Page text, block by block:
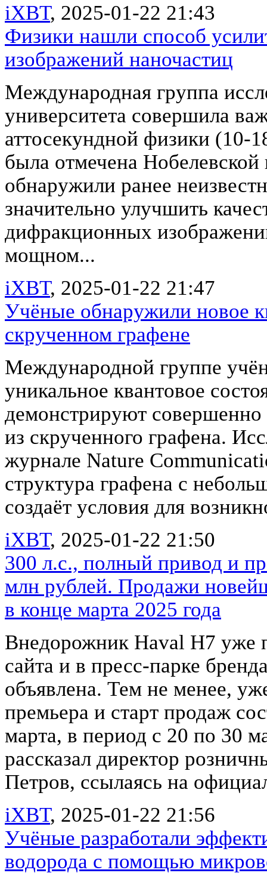
iXBT, 2025-01-22 21:43
Физики нашли способ
изображений наночастиц
Международная группа
университета совершила
аттосекундной физики (10-
была отмечена
обнаружили ранее
значительно улучшить
дифракционных
мощном...
iXBT, 2025-01-22 21:47
Учёные обнаружили новое
скрученном графене
Международной группе
уникальное квантовое
демонстрируют
из скрученного графена.
журнале Nature
структура графена с
создаёт условия для
iXBT, 2025-01-22 21:50
300 л.с., полный привод и
млн рублей. Продажи
в конце марта 2025 года
Внедорожник Haval H7 уже
сайта и в пресс-парке
объявлена. Тем не менее,
премьера и старт продаж
марта, в период с 20 по 30
рассказал директор
Петров, ссылаясь на
iXBT, 2025-01-22 21:56
Учёные разработали
водорода с помощью